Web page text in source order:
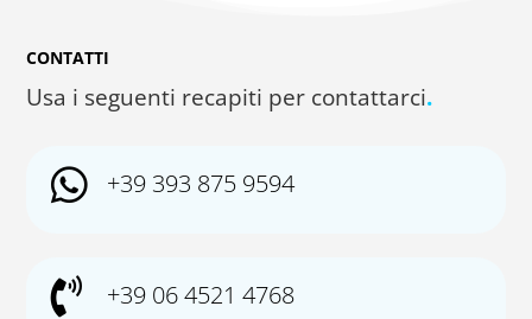
CONTATTI
Usa i seguenti recapiti per contattarci.
 +39 393 875 9594
 +39 06 4521 4768